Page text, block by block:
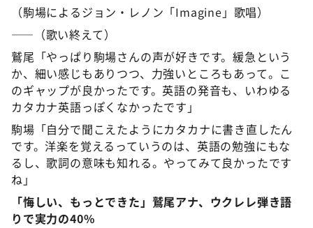
（駒場によるジョン・レノン「Imagine」歌唱）
――（歌い終えて）
鷲尾「やっぱり駒場さんの声が好きです。緩急という
か、細い感じもありつつ、力強いところもあって。こ
のギャップが良かったです。英語の発音も、いわゆる
カタカナ英語っぽくなかったです」
駒場「自分で聞こえたようにカタカナに書き直したん
です。洋楽を覚えるっていうのは、英語の勉強にもな
るし、歌詞の意味も知れる。やってみて良かったです
ね」
「悔しい、もっとできた」鷲尾アナ、ウクレレ弾き語
りで実力の40%